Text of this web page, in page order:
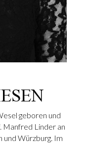
geboren und
Manfred Linder an
und Würzburg. Im